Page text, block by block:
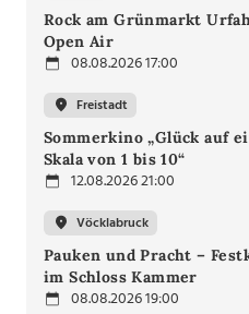
Rock am Grünmarkt
Open Air
08.08.2026 17:00
Freistadt
Sommerkino „Glück auf
Skala von 1 bis 10“
12.08.2026 21:00
Vöcklabruck
Pauken und Pracht –
im Schloss Kammer
08.08.2026 19:00